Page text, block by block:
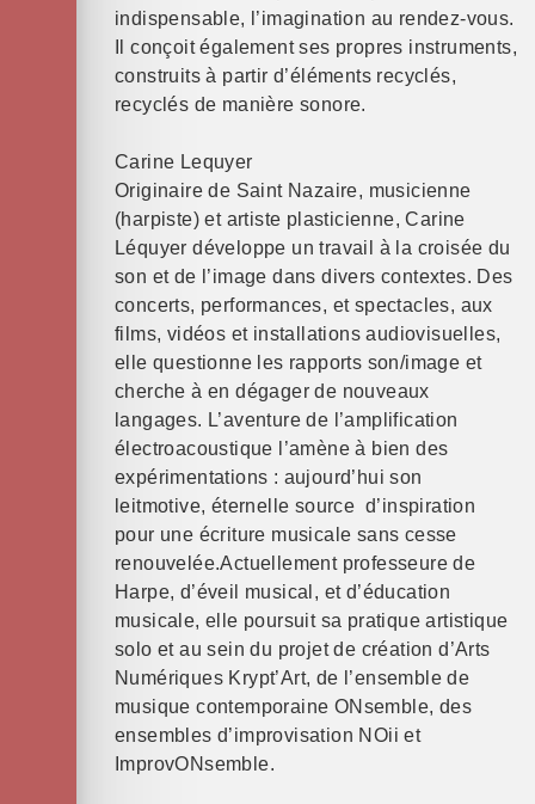
indispensable, l’imagination au rendez-vous.
Il conçoit également ses propres instruments,
construits à partir d’éléments recyclés,
recyclés de manière sonore.
Carine Lequyer
Originaire de Saint Nazaire, musicienne
(harpiste) et artiste plasticienne, Carine
Léquyer développe un travail à la croisée du
son et de l’image dans divers contextes. Des
concerts, performances, et spectacles, aux
films, vidéos et installations audiovisuelles,
elle questionne les rapports son/image et
cherche à en dégager de nouveaux
langages. L’aventure de l’amplification
électroacoustique l’amène à bien des
expérimentations : aujourd’hui son
leitmotive, éternelle source d’inspiration
pour une écriture musicale sans cesse
renouvelée.Actuellement professeure de
Harpe, d’éveil musical, et d’éducation
musicale, elle poursuit sa pratique artistique
solo et au sein du projet de création d’Arts
Numériques Krypt’Art, de l’ensemble de
musique contemporaine ONsemble, des
ensembles d’improvisation NOii et
ImprovONsemble.